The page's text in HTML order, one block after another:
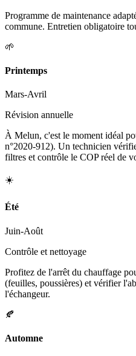
Programme de maintenance
commune. Entretien obligatoire
🌱
Printemps
Mars-Avril
Révision annuelle
À Melun, c'est le moment idéal
n°2020-912). Un technicien
filtres et contrôle le COP réel de
☀️
Été
Juin-Août
Contrôle et nettoyage
Profitez de l'arrêt du chauffage
(feuilles, poussières) et vérifier
l'échangeur.
🍂
Automne